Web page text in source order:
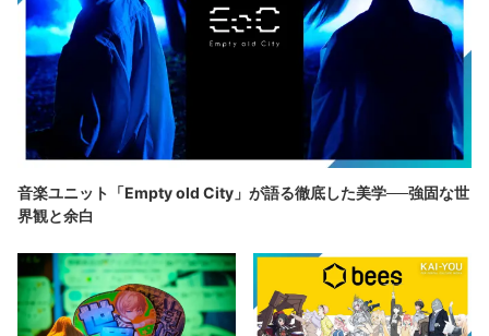
音楽ユニット「Empty old City」が語る徹底した美学──強固な世
界観と余白